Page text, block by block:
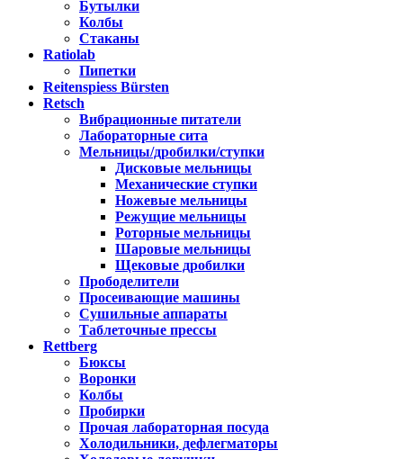
Бутылки
Колбы
Стаканы
Ratiolab
Пипетки
Reitenspiess Bürsten
Retsch
Вибрационные питатели
Лабораторные сита
Мельницы/дробилки/ступки
Дисковые мельницы
Механические ступки
Ножевые мельницы
Режущие мельницы
Роторные мельницы
Шаровые мельницы
Щековые дробилки
Прободелители
Просеивающие машины
Сушильные аппараты
Таблеточные прессы
Rettberg
Бюксы
Воронки
Колбы
Пробирки
Прочая лабораторная посуда
Холодильники, дефлегматоры